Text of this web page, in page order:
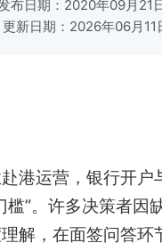
布日期：2020年09月21
更新日期：2026年06月11
港运营，银行开户
槛”。许多决策者因
解，在面签问答环